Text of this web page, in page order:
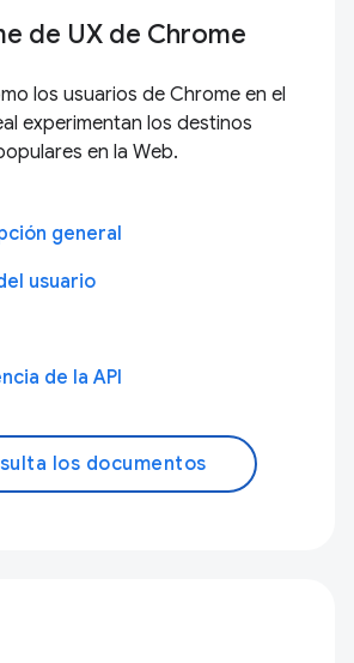
de UX de Chrome
los usuarios de Chrome en el
experimentan los destinos
en la Web.
general
usuario
de la API
los documentos